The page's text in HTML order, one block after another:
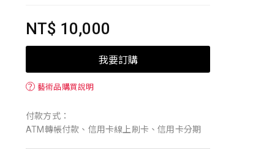
NT$ 10,000
我要訂購
？ 藝術品購買說明
付款方式：
ATM轉帳付款、信用卡線上刷卡、信用卡分期